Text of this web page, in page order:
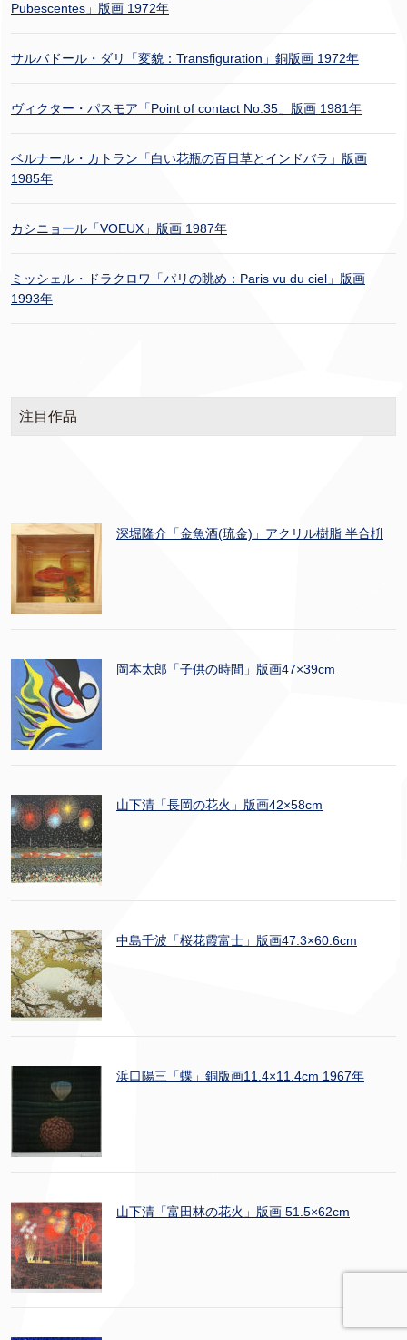
Pubescentes」版画 1972年
サルバドール・ダリ「変貌：Transfiguration」銅版画 1972年
ヴィクター・パスモア「Point of contact No.35」版画 1981年
ベルナール・カトラン「白い花瓶の百日草とインドバラ」版画
1985年
カシニョール「VOEUX」版画 1987年
ミッシェル・ドラクロワ「パリの眺め：Paris vu du ciel」版画
1993年
注目作品
深堀隆介「金魚酒(琉金)」アクリル樹脂 半合枡
岡本太郎「子供の時間」版画47×39cm
山下清「長岡の花火」版画42×58cm
中島千波「桜花霞富士」版画47.3×60.6cm
浜口陽三「蝶」銅版画11.4×11.4cm 1967年
山下清「富田林の花火」版画 51.5×62cm